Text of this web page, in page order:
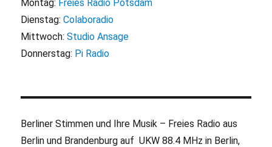
Montag: Freies Radio Potsdam
Dienstag:Colaboradio
Mittwoch:Studio Ansage
Donnerstag: Pi Radio
Berliner Stimmen und Ihre Musik – Freies Radio aus
Berlin und Brandenburg auf UKW 88.4 MHz in Berlin,